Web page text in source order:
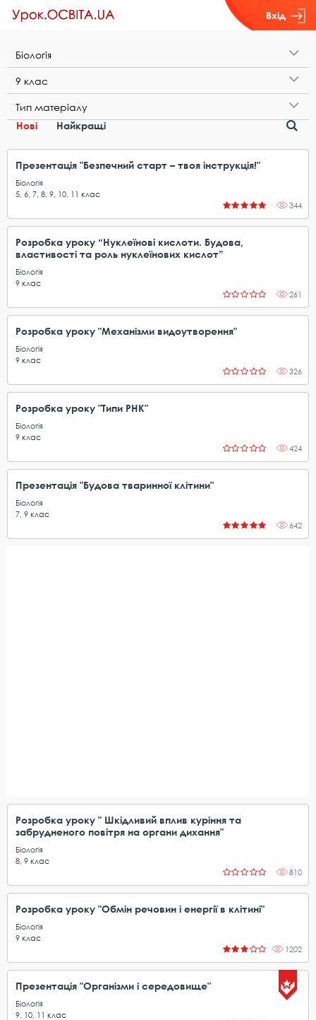
Вхід
Б​і​о​л​о​г​і​я
9​ ​к​л​а​с
Т​и​п​ ​м​а​т​е​р​і​а​л​у
Нові
Найкращі
Презентація "Безпечний старт – твоя інструкція!"
Біологія
5 6 7 8 9 10 11 клас
344
Розробка уроку “Нуклеїнові кислоти. Будова,
властивості та роль нуклеїнових кислот”
Біологія
9 клас
261
Розробка уроку "Механізми видоутворення"
Біологія
9 клас
326
Розробка уроку "Типи РНК"
Біологія
9 клас
424
Презентація "Будова тваринної клітини"
Біологія
7 9 клас
642
Розробка уроку " Шкідливий вплив куріння та
забрудненого повітря на органи дихання"
Біологія
8 9 клас
810
Розробка уроку "Обмін речовин і енергії в клітині"
Біологія
9 клас
1202
Презентація "Організми і середовище"
Біологія
9 10 11 клас